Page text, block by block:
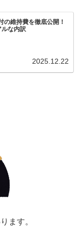
の維持費を徹底公開！
な内訳
2025.12.22
ます。